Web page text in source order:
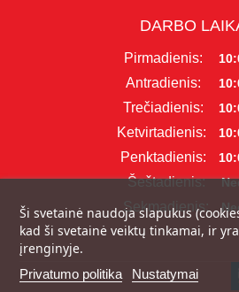
DARBO
Pirmadienis:
Antradienis:
Trečiadienis:
Ketvirtadienis:
Penktadienis:
Šeštadienis:
Sekmadienis:
Ši svetainė naudoja slapukus
kad ši svetainė veiktų tinkamai, ir
įrenginyje.
Privatumo politika Nustatymai